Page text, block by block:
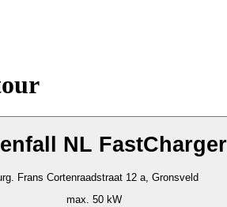
NL FastCharger
Frans Cortenraadstraat 12 a, Gronsveld
max. 50 kW